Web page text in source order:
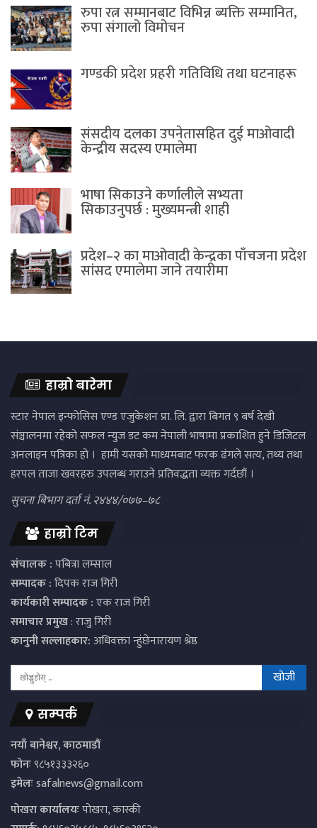
रुपा रत्न सम्मानबाट विभिन्न ब्यक्ति सम्मानित,
रुपा संगालो विमोचन
गण्डकी प्रदेश प्रहरी गतिविधि तथा घटनाहरू
संसदीय दलका उपनेतासहित दुई माओवादी
केन्द्रीय सदस्य एमालेमा
भाषा सिकाउने कर्णालीले सभ्यता
सिकाउनुपर्छ : मुख्यमन्त्री शाही
प्रदेश–२ का माओवादी केन्द्रका पाँचजना प्रदेश
सांसद एमालेमा जाने तयारीमा
हाम्रो बारेमा
स्टार नेपाल इन्फोसिस एण्ड एजुकेशन प्रा. लि. द्वारा बिगत ९ बर्ष देखी
संञ्चालनमा रहेको सफल न्युज डट कम नेपाली भाषामा प्रकाशित हुने डिजिटल
अनलाइन पत्रिका हो । हामी यसको माध्यमबाट फरक ढंगले सत्य, तथ्य तथा
हरपल ताजा खवरहरु उपलब्ध गराउने प्रतिवद्धता व्यक्त गर्दछौं ।
सुचना बिभाग दर्ता नं. २४४४/०७७–७८
हाम्रो टिम
संचालक :पबित्रा लम्साल
सम्पादक :दिपक राज गिरी
कार्यकारी सम्पादक :एक राज गिरी
समाचार प्रमुख: राजु गिरी
कानुनी सल्लाहकार:अधिवक्ता न्हुंछेनारायण श्रेष्ठ
सम्पर्क
नयाँ बानेश्वर, काठमाडौं
फोनः९८५१३३३२६०
इमेलःsafalnews@gmail.com
पाेखरा कार्यालयःपोखरा, कास्की